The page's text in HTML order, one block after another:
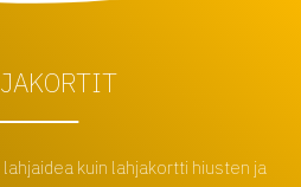
kuin lahjakortti hiusten ja